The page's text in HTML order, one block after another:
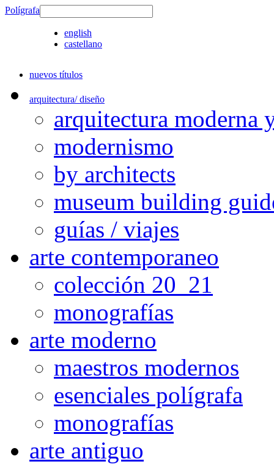
Polígrafa
english
castellano
nuevos títulos
arquitectura/ diseño
arquitectura moderna
modernismo
by architects
museum building
guías / viajes
arte contemporaneo
colección 20_21
monografías
arte moderno
maestros modernos
esenciales polígrafa
monografías
arte antiguo